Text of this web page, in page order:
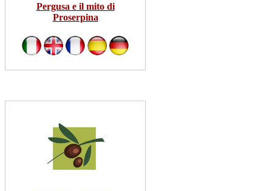
Pergusa e il mito di
Proserpina